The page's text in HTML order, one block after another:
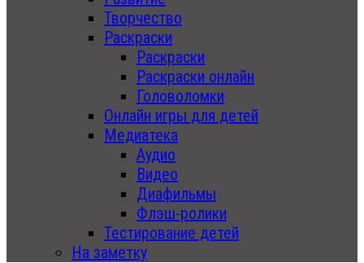
Творчество
Раскраски
Раскраски
Раскраски онлайн
Головоломки
Онлайн игры для детей
Медиатека
Аудио
Видео
Диафильмы
Флэш-ролики
Тестирование детей
На заметку